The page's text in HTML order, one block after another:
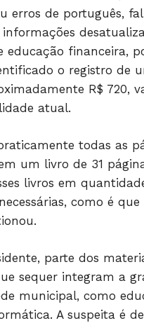
SE NO WHATSAPP
erros de português,
educação financeira,
o registro de
R$ 720,
atual.
todas as
um livro de 31
livros em
como é que
parte dos
sequer integram a
municipal, como
A suspeita é